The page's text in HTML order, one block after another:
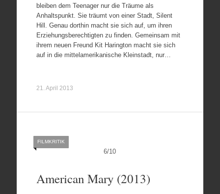
bleiben dem Teenager nur die Träume als
Anhaltspunkt. Sie träumt von einer Stadt, Silent
Hill. Genau dorthin macht sie sich auf, um ihren
Erziehungsberechtigten zu finden. Gemeinsam mit
ihrem neuen Freund Kit Harington macht sie sich
auf in die mittelamerikanische Kleinstadt, nur…
21. April 2013
6/10
FILMKRITIK
American Mary (2013)